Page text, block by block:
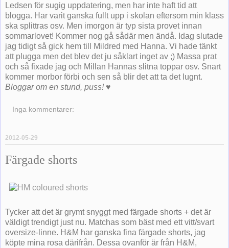
Ledsen för sugig uppdatering, men har inte haft tid att
blogga. Har varit ganska fullt upp i skolan eftersom min klass
ska splittras osv. Men imorgon är typ sista provet innan
sommarlovet! Kommer nog gå sådär men ändå. Idag slutade
jag tidigt så gick hem till Mildred med Hanna. Vi hade tänkt
att plugga men det blev det ju såklart inget av ;) Massa prat
och så fixade jag och Millan Hannas slitna toppar osv. Snart
kommer morbor förbi och sen så blir det att ta det lugnt.
Bloggar om en stund, puss! ♥
Inga kommentarer:
2012-05-29
Färgade shorts
Tycker att det är grymt snyggt med färgade shorts + det är
väldigt trendigt just nu. Matchas som bäst med ett vitt/svart
oversize-linne. H&M har ganska fina färgade shorts, jag
köpte mina rosa därifrån. Dessa ovanför är från H&M,